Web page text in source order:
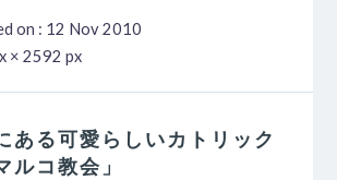
on : 12 Nov 2010
× 2592 px
ある可愛らしいカトリック
ルコ教会」